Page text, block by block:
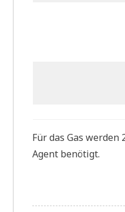
Für das Gas werden
Agent benötigt.